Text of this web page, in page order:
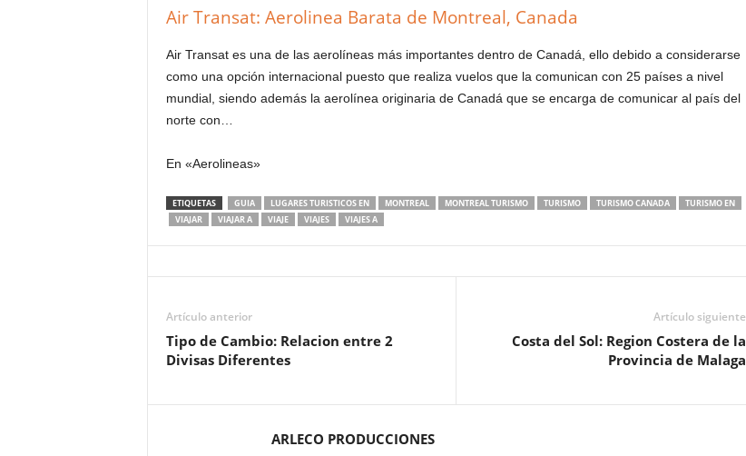
Air Transat: Aerolinea Barata de Montreal, Canada
Air Transat es una de las aerolíneas más importantes dentro de Canadá, ello debido a considerarse
como una opción internacional puesto que realiza vuelos que la comunican con 25 países a nivel
mundial, siendo además la aerolínea originaria de Canadá que se encarga de comunicar al país del
norte con…
En «Aerolineas»
ETIQUETAS GUIA LUGARES TURISTICOS EN MONTREAL MONTREAL TURISMO TURISMO TURISMO CANADA
TURISMO EN
VIAJAR
VIAJAR A VIAJE VIAJES VIAJES A
Artículo anterior
Tipo de Cambio: Relacion entre 2
Divisas Diferentes
Artículo siguiente
Costa del Sol: Region Costera de la
Provincia de Malaga
ARLECO PRODUCCIONES